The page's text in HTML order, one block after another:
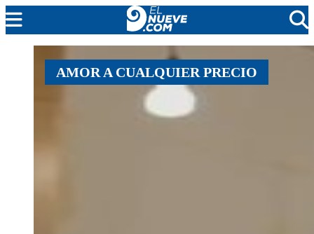
MENDOZA
CADA DÍA
AMOR A CUALQUIER PRECIO